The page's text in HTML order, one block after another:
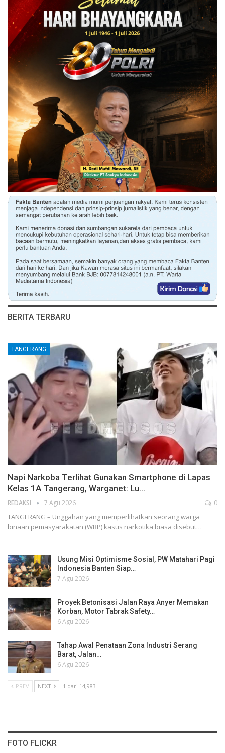
BERITA TERBARU
TANGERANG
Napi Narkoba Terlihat Gunakan Smartphone di Lapas
Kelas 1A Tangerang, Warganet: Lu…
REDAKSI 7 Agu 2026 0
TANGERANG – Unggahan yang memperlihatkan seorang warga
binaan pemasyarakatan (WBP) kasus narkotika biasa disebut…
Usung Misi Optimisme Sosial, PW Matahari Pagi
Indonesia Banten Siap…
7 Agu 2026
Proyek Betonisasi Jalan Raya Anyer Memakan
Korban, Motor Tabrak Safety…
6 Agu 2026
Tahap Awal Penataan Zona Industri Serang
Barat, Jalan…
6 Agu 2026
PREV NEXT 1 dari 14,983
FOTO FLICKR